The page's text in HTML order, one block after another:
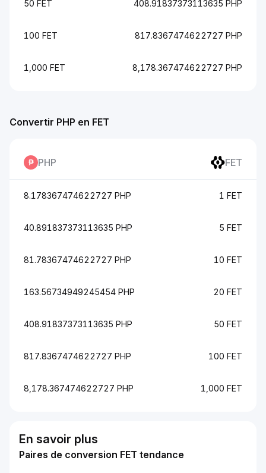
50 FET 408.91837373113635 PHP
100 FET 817.8367474622727 PHP
1,000 FET 8,178.367474622727 PHP
Convertir PHP en FET
PHP FET
8.178367474622727 PHP 1 FET
40.891837373113635 PHP 5 FET
81.78367474622727 PHP 10 FET
163.56734949245454 PHP 20 FET
408.91837373113635 PHP 50 FET
817.8367474622727 PHP 100 FET
8,178.367474622727 PHP 1,000 FET
En savoir plus
Paires de conversion FET tendance